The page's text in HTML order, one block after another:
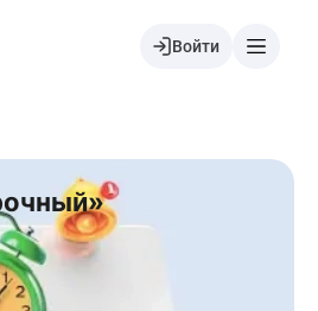
Войти